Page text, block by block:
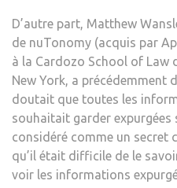
D’autre part, Matthew
de nuTonomy (acquis par
à la Cardozo School of Law
New York, a précédemment
doutait que toutes les
souhaitait garder expurgées
considéré comme un secret
qu’il était difficile de le
voir les informations